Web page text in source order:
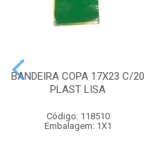
BANDEIRA COPA 17X23 C/20
PLAST LISA
Código: 118510
Embalagem: 1X1